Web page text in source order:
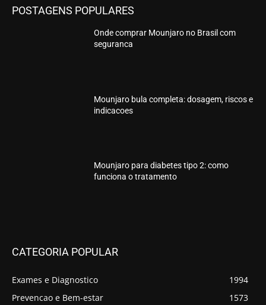
POSTAGENS POPULARES
Onde comprar Mounjaro no Brasil com
seguranca
Mounjaro bula completa: dosagem, riscos e
indicacoes
Mounjaro para diabetes tipo 2: como
funciona o tratamento
CATEGORIA POPULAR
Exames e Diagnostico
1994
Prevencao e Bem-estar
1573